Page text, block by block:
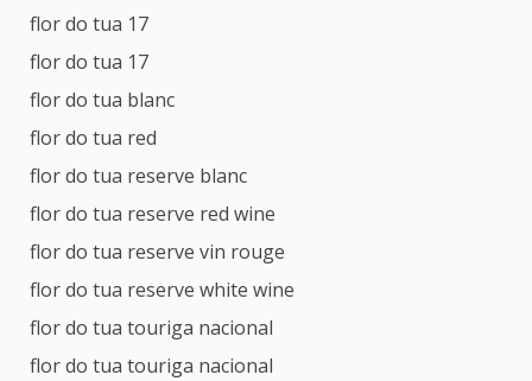
flor do tua 17
flor do tua 17
flor do tua blanc
flor do tua red
flor do tua reserve blanc
flor do tua reserve red wine
flor do tua reserve vin rouge
flor do tua reserve white wine
flor do tua touriga nacional
flor do tua touriga nacional